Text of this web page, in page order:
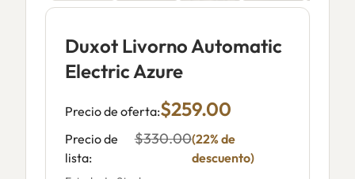
Duxot Livorno Automatic
Electric Azure
Precio de oferta:$259.00
Precio de
lista:
$330.00(22% de
descuento)